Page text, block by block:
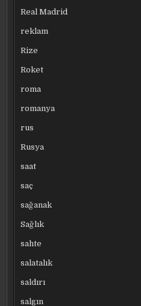
Real Madrid
reklam
Rize
Roket
roma
romanya
rus
Rusya
saat
saç
sağanak
Sağlık
sahte
salatalık
saldırı
salgın